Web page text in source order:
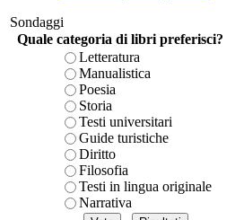
Sondaggi
Quale categoria di libri preferisci?
Letteratura
Manualistica
Poesia
Storia
Testi universitari
Guide turistiche
Diritto
Filosofia
Testi in lingua originale
Narrativa